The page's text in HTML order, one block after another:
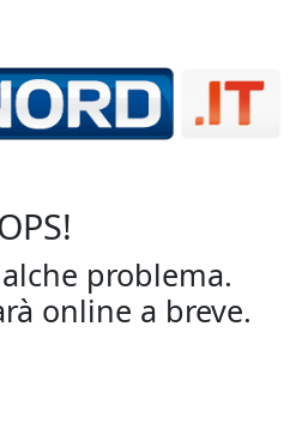
problema.
online a breve.